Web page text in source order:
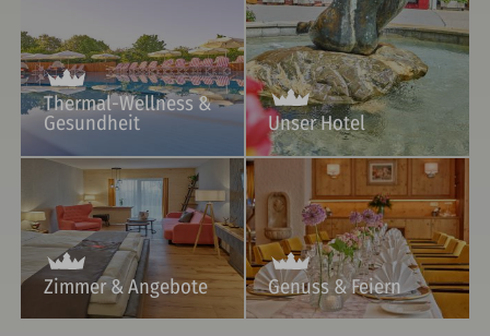
Unser Hotel
Thermal-Wellness &
Gesundheit
Zimmer & Angebote Genuss & Feiern